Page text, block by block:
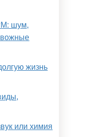
шум,
жизнь
или химия